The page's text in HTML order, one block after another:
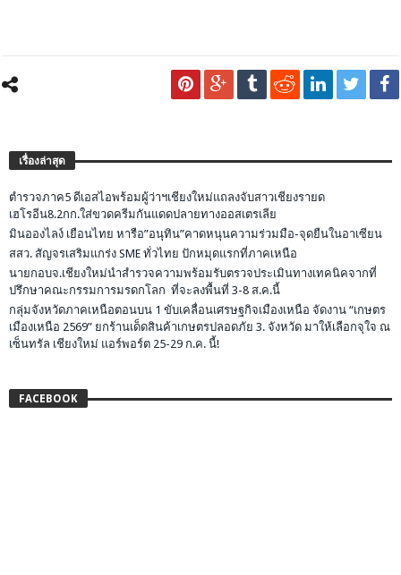
เรื่องล่าสุด
ตำรวจภาค5 ดีเอสไอพร้อมผู้ว่าฯเชียงใหม่แถลงจับสาวเชียงรายด
เฮโรอีน8.2กก.ใส่ขวดครีมกันแดดปลายทางออสเตรเลีย
มินอองไลง์ เยือนไทย หารือ”อนุทิน”คาดหนุนความร่วมมือ-จุดยืนในอาเซียน
สสว. สัญจรเสริมแกร่ง SME ทั่วไทย ปักหมุดแรกที่ภาคเหนือ
นายกอบจ.เชียงใหม่นำสำรวจความพร้อมรับตรวจประเมินทางเทคนิคจากที่
ปรึกษาคณะกรรมการมรดกโลก ที่จะลงพื้นที่ 3-8 ส.ค.นี้
กลุ่มจังหวัดภาคเหนือตอนบน 1 ขับเคลื่อนเศรษฐกิจเมืองเหนือ จัดงาน “เกษตร
เมืองเหนือ 2569” ยกร้านเด็ดสินค้าเกษตรปลอดภัย 3. จังหวัด มาให้เลือกจุใจ ณ
เซ็นทรัล เชียงใหม่ แอร์พอร์ต 25-29 ก.ค. นี้!
FACEBOOK